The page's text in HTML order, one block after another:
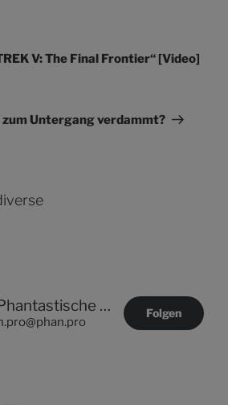
V: The Final Frontier“ [Video]
Untergang verdammt?
Das Phantastische Projekt - PHAN.PRO Folgen